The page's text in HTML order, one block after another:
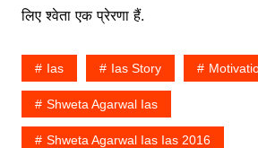
लिए श्वेता एक प्रेरणा हैं.
Ias Ias Story
Shweta Agarwal Ias
Shweta Agarwal Ias Ias 2016